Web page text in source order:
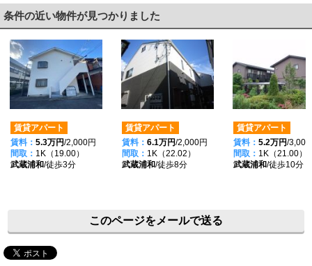
条件の近い物件が見つかりました
賃貸アパート
賃料： 5.3万円/2,000円
間取： 1K（19.00）
武蔵浦和/徒歩3分
賃貸アパート
賃料： 6.1万円/2,000円
間取： 1K（22.02）
武蔵浦和/徒歩8分
賃貸アパート
賃料： 5.2万円/3,000
間取： 1K（21.00）
武蔵浦和/徒歩10分
このページをメールで送る